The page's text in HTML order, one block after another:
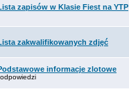
zapisów w Klasie Fiest na YTP
zakwalifikowanych zdjęć
informacje zlotowe